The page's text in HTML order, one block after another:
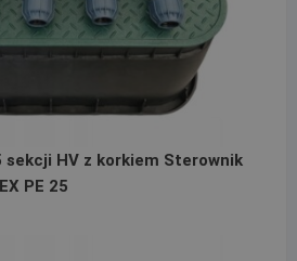
sekcji HV z korkiem Sterownik
PE 25